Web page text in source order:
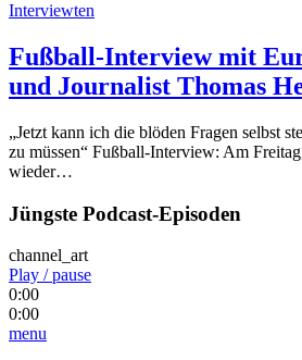
Interviewten
Fußball-Interview mit
und Journalist Thomas
„Jetzt kann ich die blöden Fragen selbst
zu müssen“ Fußball-Interview: Am
wieder…
Jüngste Podcast-Episoden
channel_art
Play / pause
0:00
0:00
menu